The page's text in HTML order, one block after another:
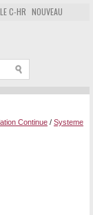
C-HR NOUVEAU
Continue / Systeme